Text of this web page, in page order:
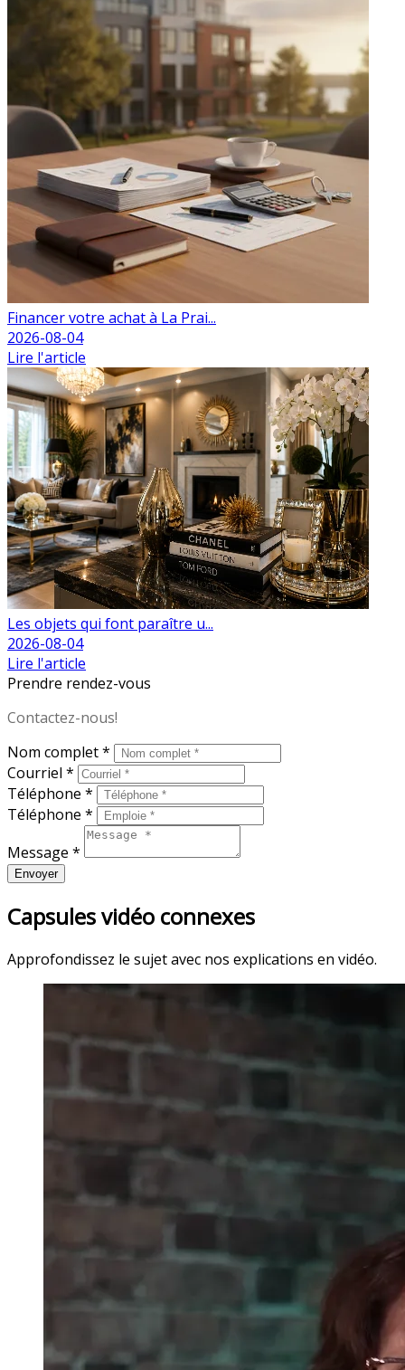
Financer votre achat à La Prai...
2026-08-04
Lire l'article
Les objets qui font paraître u...
2026-08-04
Lire l'article
Prendre rendez-vous
Contactez-nous!
Nom complet *
Courriel *
Téléphone *
Téléphone *
Message *
Envoyer
Capsules vidéo connexes
Approfondissez le sujet avec nos explications en vidéo.